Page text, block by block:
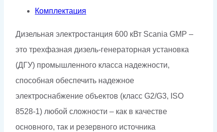
Комплектация
Дизельная электростанция 600 кВт Scania GMP –
это трехфазная дизель-генераторная установка
(ДГУ) промышленного класса надежности,
способная обеспечить надежное
электроснабжение объектов (класс G2/G3, ISO
8528-1) любой сложности – как в качестве
основного, так и резервного источника